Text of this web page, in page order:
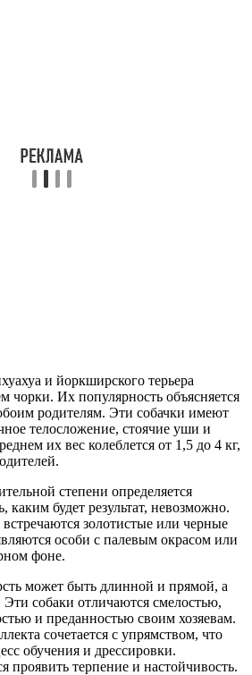
и йоркширского терьера
чорки. Их популярность объясняется
родителям. Эти собачки имеют
телосложение, стоячие уши и
их вес колеблется от 1,5 до 4 кг,
степени определяется
каким будет результат, невозможно.
золотистые или черные
особи с палевым окрасом или
фоне.
может быть длинной и прямой, а
собаки отличаются смелостью,
и преданностью своим хозяевам.
сочетается с упрямством, что
обучения и дрессировки.
проявить терпение и настойчивость.